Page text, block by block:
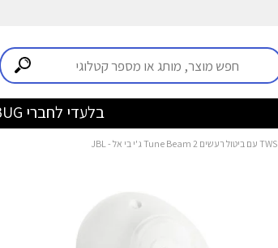
בלעדי לחברי MyBUG! מגוון מקלדות AULA ב-20% הנחה >>>